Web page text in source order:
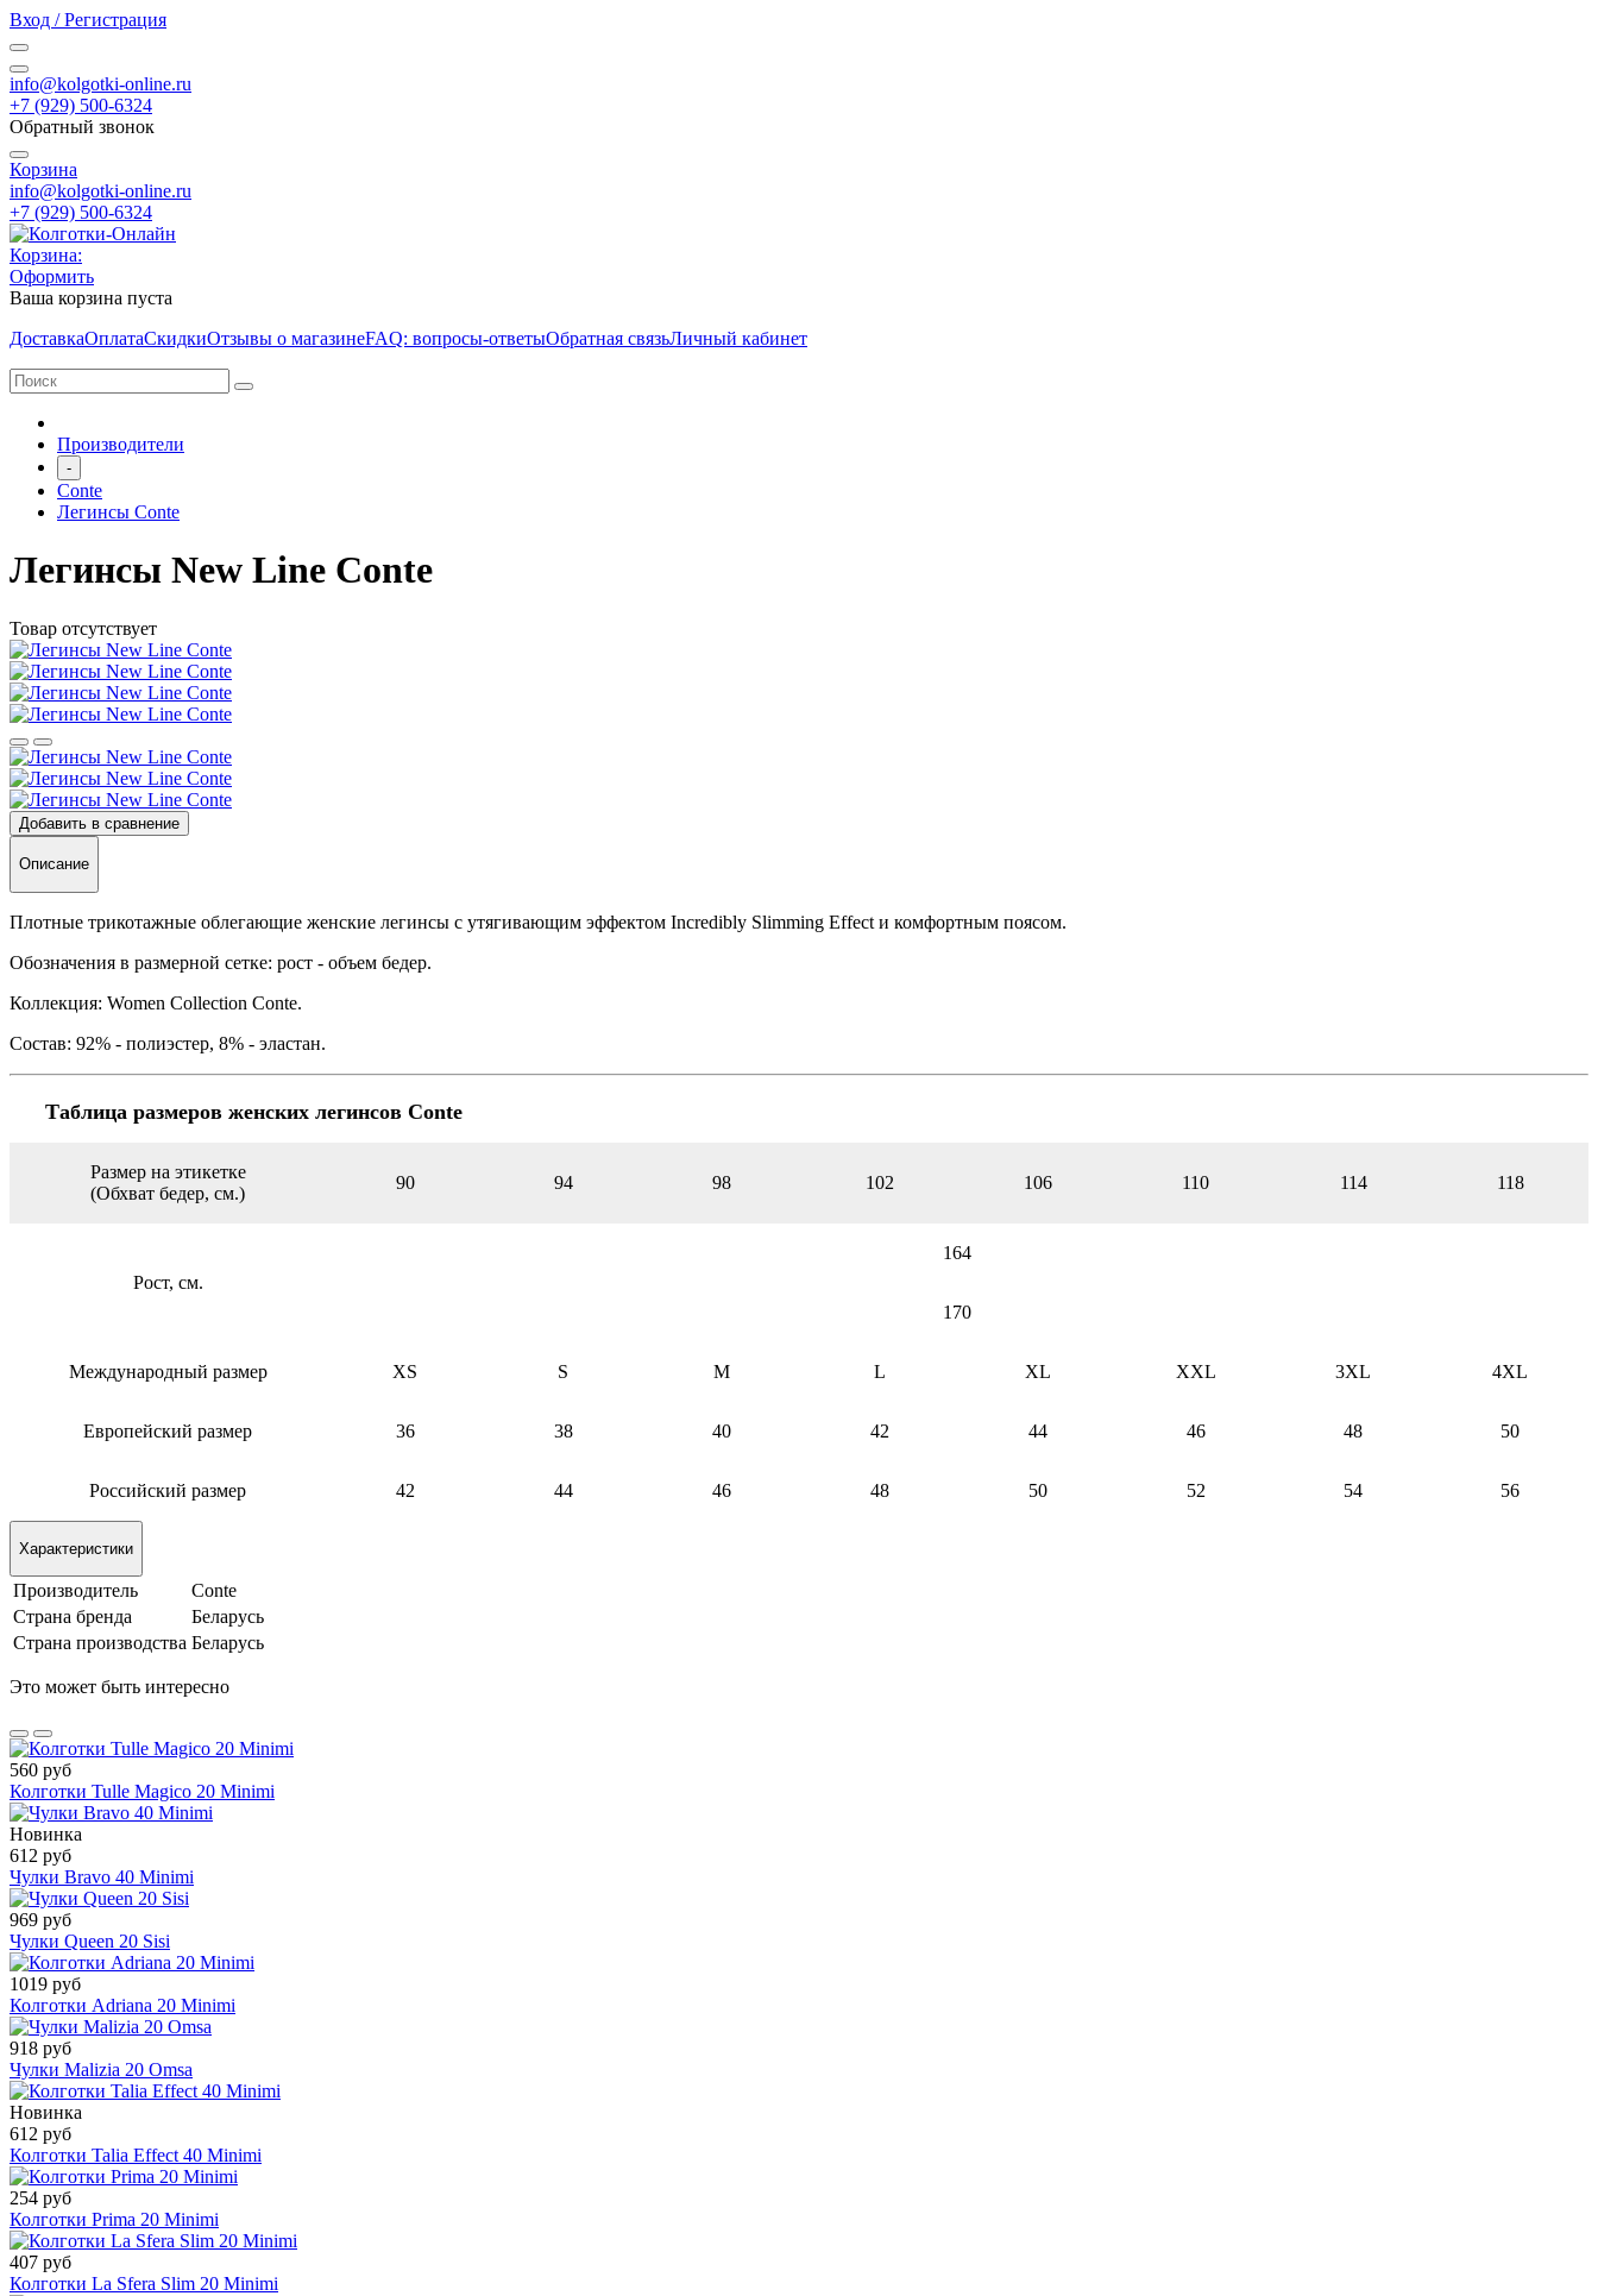
Вход / Регистрация
info@kolgotki-online.ru
+7 (929) 500-6324
Обратный звонок
Корзина
info@kolgotki-online.ru
+7 (929) 500-6324
Корзина:
Оформить
Ваша корзина пуста
ДоставкаОплатаСкидкиОтзывы о магазинеFAQ: вопросы-ответыОбратная связьЛичный кабинет
Производители
-
Conte
Легинсы Conte
Легинсы New Line Conte
Товар отсутствует
Добавить в сравнение
Описание
Плотные трикотажные облегающие женские легинсы с утягивающим эффектом Incredibly Slimming Effect и комфортным поясом.
Обозначения в размерной сетке: рост - объем бедер.
Коллекция: Women Collection Conte.
Состав: 92% - полиэстер, 8% - эластан.
Таблица размеров женских легинсов Conte
Pазмер на этикетке
(Обхват бедер, см.)
90 94 98 102 106 110 114 118
Рост, см.
164
170
Международный размер ХS S M L XL XXL 3XL 4XL
Европейский размер 36 38 40 42 44 46 48 50
Российский размер 42 44 46 48 50 52 54 56
Характеристики
Производитель
Conte
Страна бренда
Беларусь
Страна производства Беларусь
Это может быть интересно
560 руб
Колготки Tulle Magico 20 Minimi
Новинка
612 руб
Чулки Bravo 40 Minimi
969 руб
Чулки Queen 20 Sisi
1019 руб
Колготки Adriana 20 Minimi
918 руб
Чулки Malizia 20 Omsa
Новинка
612 руб
Колготки Talia Effect 40 Minimi
254 руб
Колготки Prima 20 Minimi
407 руб
Колготки La Sfera Slim 20 Minimi